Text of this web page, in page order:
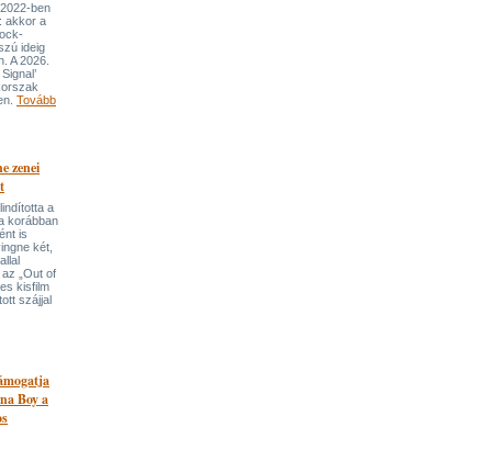
ben
akkor a
ideig
A 2026.
Tovább
zenei
a
korábban
is
két,
„Out of
kisfilm
szájjal
Boy a